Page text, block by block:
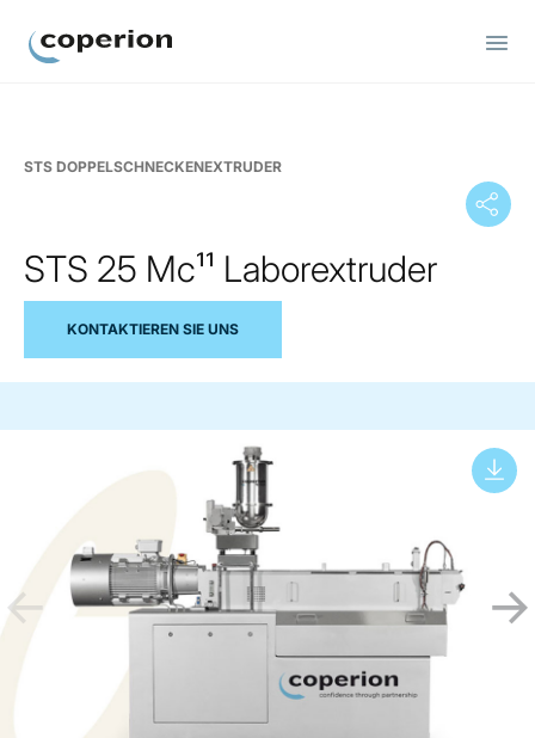
STS DOPPELSCHNECKENEXTRUDER
STS 25 Mc¹¹ Laborextruder
KONTAKTIEREN SIE UNS